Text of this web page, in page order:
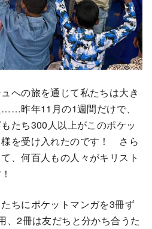
への旅を通じて私たちは大き
昨年11月の1週間だけで、
たち300人以上がこのポケッ
様を受け入れたのです！ さら
、何百人もの人々がキリスト
ちにポケットマンガを3冊ず
、2冊は友だちと分かち合うた